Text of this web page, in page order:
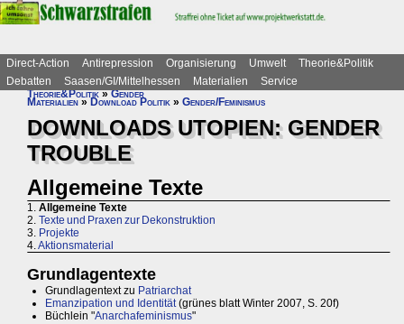
Direct-Action Antirepression Organisierung Umwelt
Theorie&Politik
Debatten
Saasen/GI/Mittelhessen Materialien
Service
Theorie&Politik»Gender
Materialien » Download Politik » Gender/Feminismus
DOWNLOADS UTOPIEN: GENDER
TROUBLE
Allgemeine Texte
1. Allgemeine Texte
2. Texte und Praxen zur Dekonstruktion
3. Projekte
4.Aktionsmaterial
Grundlagentexte
Grundlagentext zu Patriarchat
Emanzipation und Identität(grünes blatt Winter 2007, S. 20f)
Büchlein "Anarchafeminismus"